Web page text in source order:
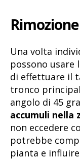
Una volta
possono
di effettuare il
tronco
angolo di 45
accumuli nella
non eccedere
potrebbe
pianta e